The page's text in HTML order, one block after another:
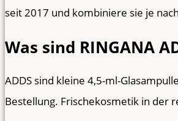
seit 2017 und kombiniere sie je
Was sind RINGANA
ADDS sind kleine 4,5-ml-
Bestellung. Frischekosmetik in der